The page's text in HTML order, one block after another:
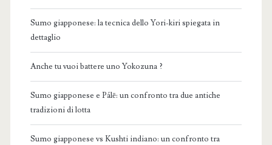
Sumo giapponese: la tecnica dello Yori-kiri spiegata in
dettaglio
Anche tu vuoi battere uno Yokozuna ?
Sumo giapponese e Pálē: un confronto tra due antiche
tradizioni di lotta
Sumo giapponese vs Kushti indiano: un confronto tra